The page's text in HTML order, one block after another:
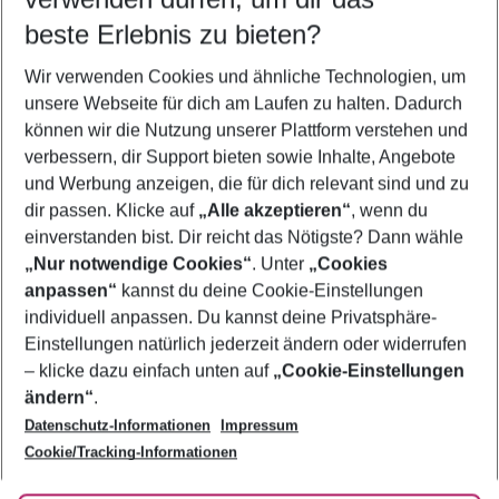
5-8 Nächte
2 Erwachsene Keine Kinder
Mehr Filter anzeigen
Footer
Footer navigation
Über uns
AGB
Bestpreisgarantie
Cookie-Einstellungen ändern
Cookie-Richtlinie
Agenturbetreuung
Barrierefreies Reisen
Folge uns
beste Erlebnis zu bieten?
Wir verwenden Cookies und ähnliche Technologien, um
unsere Webseite für dich am Laufen zu halten. Dadurch
können wir die Nutzung unserer Plattform verstehen und
verbessern, dir Support bieten sowie Inhalte, Angebote
und Werbung anzeigen, die für dich relevant sind und zu
dir passen. Klicke auf „Alle akzeptieren“, wenn du
einverstanden bist. Dir reicht das Nötigste? Dann wähle
„Nur notwendige Cookies“. Unter „Cookies
anpassen“ kannst du deine Cookie-Einstellungen
individuell anpassen. Du kannst deine Privatsphäre-
Einstellungen natürlich jederzeit ändern oder widerrufen
– klicke dazu einfach unten auf „Cookie-Einstellungen
ändern“.
Datenschutz-Informationen
Impressum
Cookie/Tracking-Informationen